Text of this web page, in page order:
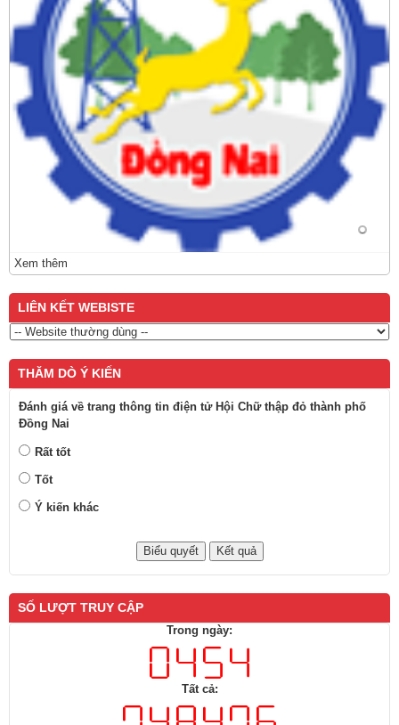
Xem thêm
LIÊN KẾT WEBISTE
THĂM DÒ Ý KIẾN
Đánh giá về trang thông tin điện tử Hội Chữ thập đỏ thành phố
Đồng Nai
Rất tốt
Tốt
Ý kiến khác
SỐ LƯỢT TRUY CẬP
Trong ngày:
Tất cả: